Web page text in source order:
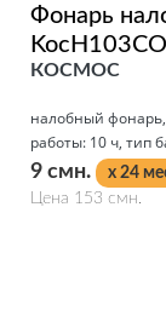
Фонарь
КОСМОС
налобный
работы: 10 ч, тип
9 смн.
x 24
Цена 153 смн.